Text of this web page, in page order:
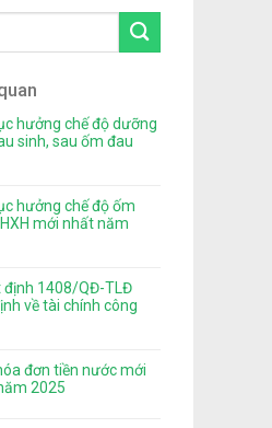
hưởng chế độ dưỡng
sinh, sau ốm đau
hưởng chế độ ốm
mới nhất năm
định 1408/QĐ-TLĐ
về tài chính công
đơn tiền nước mới
2025